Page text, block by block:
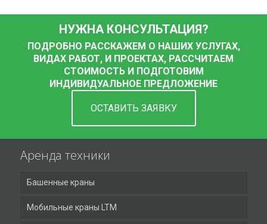
НУЖНА КОНСУЛЬТАЦИЯ?
ПОДРОБНО РАССКАЖЕМ О НАШИХ УСЛУГАХ,
ВИДАХ РАБОТ, И ПРОЕКТАХ, РАССЧИТАЕМ
СТОИМОСТЬ И ПОДГОТОВИМ
ИНДИВИДУАЛЬНОЕ ПРЕДЛОЖЕНИЕ
ОСТАВИТЬ ЗАЯВКУ
Аренда техники
Башенные краны
Мобильные краны LTM